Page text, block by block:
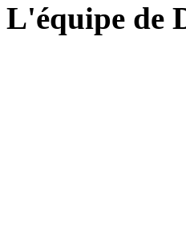
L'équipe de